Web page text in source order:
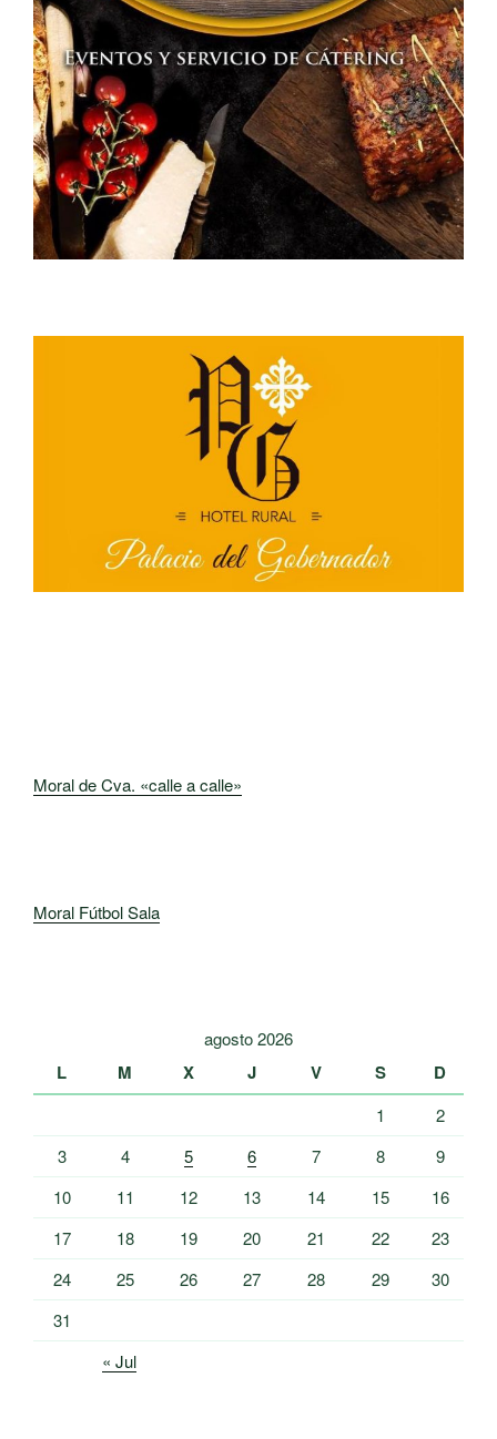
Moral de Cva. «calle a calle»
Moral Fútbol Sala
agosto 2026
L M X J V S D
1
2
3
4 5 6 7 8
9
10
11 12 13 14 15
16
17
18 19 20 21 22
23
24
25 26 27 28 29
30
31
« Jul